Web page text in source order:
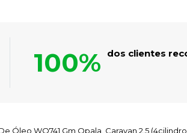
100% dos clientes
Óleo WO741 Gm Opala, Caravan 2.5